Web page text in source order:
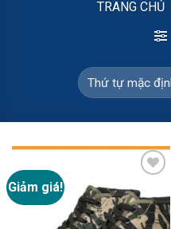
TRANG CHỦ
Giảm giá!
wishlist